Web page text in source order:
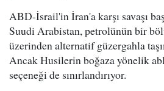
ABD-İsrail'in İran'a karşı savaşı
Suudi Arabistan, petrolünün bir
üzerinden alternatif güzergahla
Ancak Husilerin boğaza yönelik
seçeneği de sınırlandırıyor.